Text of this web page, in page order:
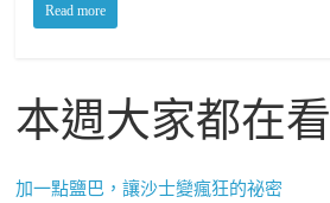
Read more
本週大家都在看
加一點鹽巴，讓沙士變瘋狂的祕密